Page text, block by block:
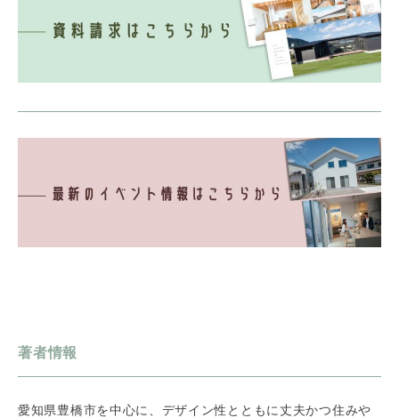
著者情報
愛知県豊橋市を中心に、デザイン性とともに丈夫かつ住みや